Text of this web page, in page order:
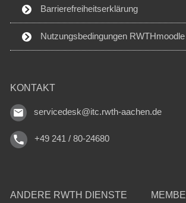
Barrierefreiheitserklärung
Nutzungsbedingungen RWTHmoodle
KONTAKT
servicedesk@itc.rwth-aachen.de
+49 241 / 80-24680
ANDERE RWTH DIENSTE